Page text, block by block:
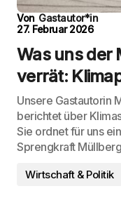
Von Gastautor*in
27. Februar 2026
Was uns der
verrät:
Unsere Gastautorin
berichtet über
Sie ordnet für uns
Sprengkraft
Wirtschaft & Politik